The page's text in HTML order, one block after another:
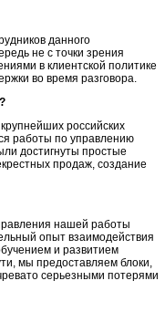
данного
не с точки зрения
в клиентской политике
во время разговора.
российских
работы по управлению
достигнуты простые
продаж, создание
нашей работы
опыт взаимодействия
и развитием
мы предоставляем блоки,
серьезными потерями